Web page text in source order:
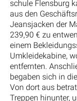
schule Flensburg
aus den
Jeansjacken der
239,90 € zu
einem
Umkleidekabine,
entfernten.
begaben sich in
Von dort aus
Treppen hinunter,